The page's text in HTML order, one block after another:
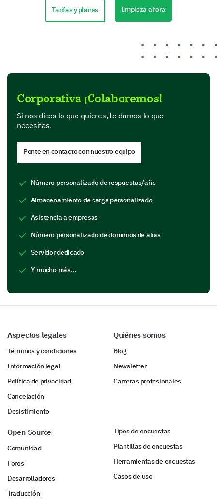
Tarifas y planes Empieza ahora
Corporativa ¡Colaboremos!
Si nos dices lo que quieres, te damos lo que
necesitas.
Ponte en contacto con nuestro equipo
Número personalizado de respuestas/año
Almacenamiento de carga personalizado
Asistencia a empresas
Número personalizado de dominios de alias
Servidor dedicado
Y mucho más...
Aspectos legales
Términos y condiciones
Información legal
Política de privacidad
Cancelación
Desistimiento
Quiénes somos
Blog
Newsletter
Carreras profesionales
Open Source
Comunidad
Foros
Desarrolladores
Traducción
Tipos de encuestas
Plantillas de encuestas
Herramientas de encuestas
Casos de uso